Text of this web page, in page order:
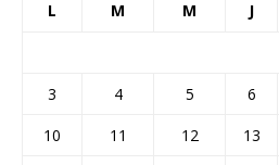
L M M J
3
4 5 6
10
11 12 13